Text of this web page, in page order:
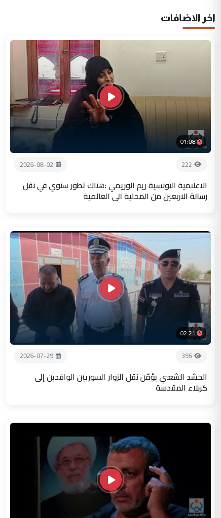
اخر الاضافات
01:08
222
2026-08-02
الاعلامية التونسية ريم الوريمي :هناك تطور سنوي في نقل
رسالة الاربعين من المحلية الى العالمية
02:21
396
2026-07-29
الحشد الشعبي يؤمّن نقل الزوار السوريين الوافدين إلى
كربلاء المقدسة